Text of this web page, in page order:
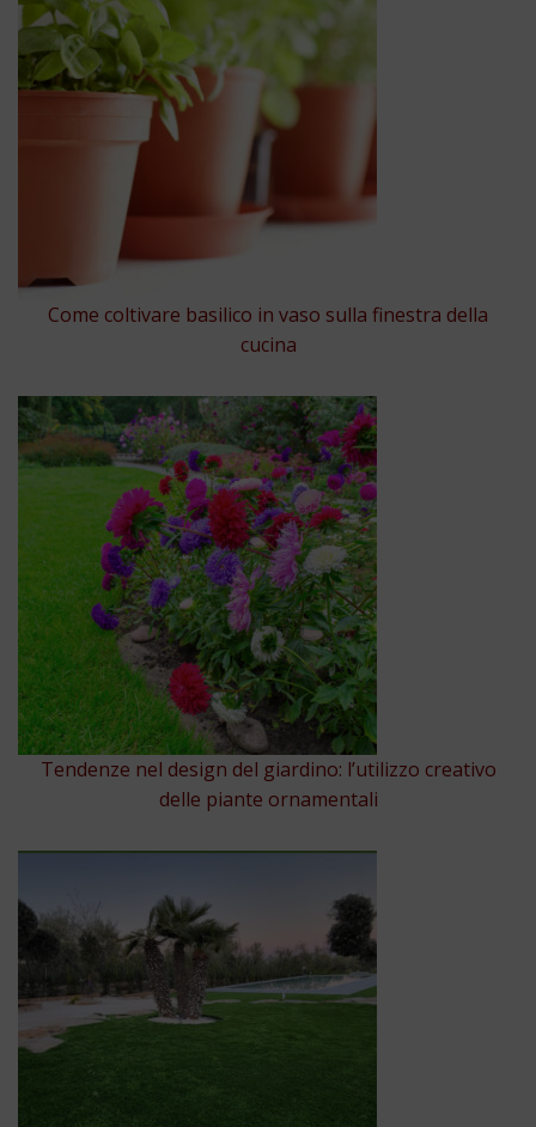
Come coltivare basilico in vaso sulla finestra della
cucina
Tendenze nel design del giardino: l’utilizzo creativo
delle piante ornamentali